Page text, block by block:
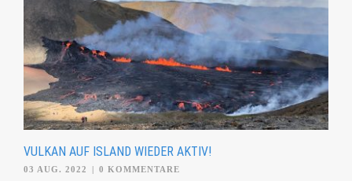
VULKAN AUF ISLAND WIEDER AKTIV!
03 AUG. 2022 | 0 KOMMENTARE